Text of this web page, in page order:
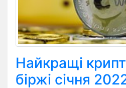
Найкращі
біржі січня